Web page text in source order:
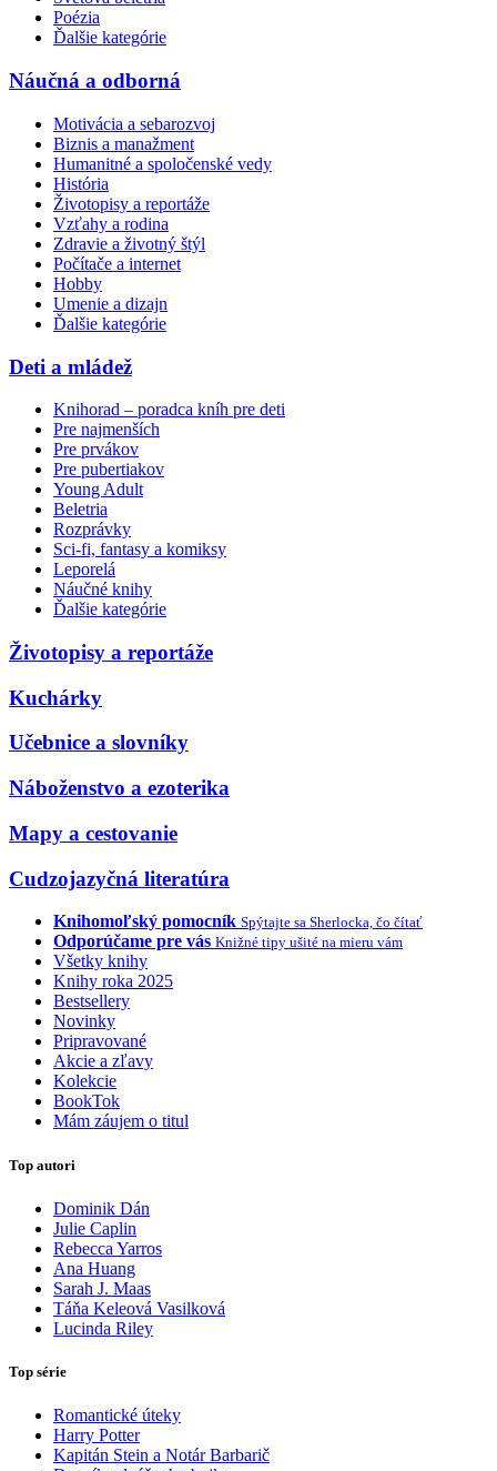
Poézia
Ďalšie kategórie
Náučná a odborná
Motivácia a sebarozvoj
Biznis a manažment
Humanitné a spoločenské vedy
História
Životopisy a reportáže
Vzťahy a rodina
Zdravie a životný štýl
Počítače a internet
Hobby
Umenie a dizajn
Ďalšie kategórie
Deti a mládež
Knihorad – poradca kníh pre deti
Pre najmenších
Pre prvákov
Pre pubertiakov
Young Adult
Beletria
Rozprávky
Sci-fi, fantasy a komiksy
Leporelá
Náučné knihy
Ďalšie kategórie
Životopisy a reportáže
Kuchárky
Učebnice a slovníky
Náboženstvo a ezoterika
Mapy a cestovanie
Cudzojazyčná literatúra
Knihomoľský pomocník Spýtajte sa Sherlocka, čo čítať
Odporúčame pre vás Knižné tipy ušité na mieru vám
Všetky knihy
Knihy roka 2025
Bestsellery
Novinky
Pripravované
Akcie a zľavy
Kolekcie
BookTok
Mám záujem o titul
Top autori
Dominik Dán
Julie Caplin
Rebecca Yarros
Ana Huang
Sarah J. Maas
Táňa Keleová Vasilková
Lucinda Riley
Top série
Romantické úteky
Harry Potter
Kapitán Stein a Notár Barbarič